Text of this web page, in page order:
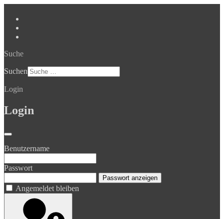
Suche
Suchen
Login
Login
Benutzername
Passwort
Passwort anzeigen
Angemeldet bleiben